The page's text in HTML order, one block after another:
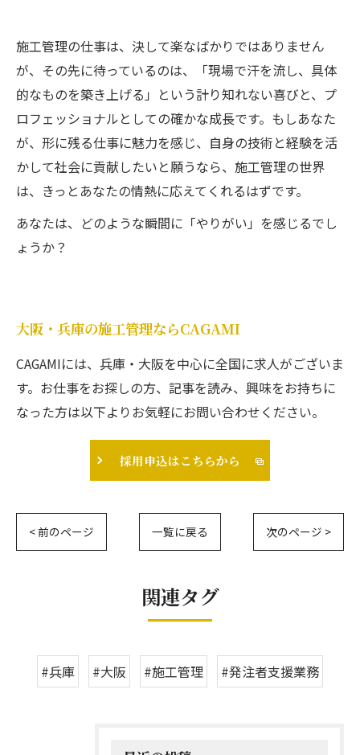
施工管理の仕事は、決して楽なばかりではありません
が、その先に待っているのは、「現場で汗を流し、具体
的なものを築き上げる」という計り知れない喜びと、プ
ロフェッショナルとしての確かな成長です。もしあなた
が、形に残る仕事に魅力を感じ、自身の技術と経験を活
かして社会に貢献したいと願うなら、施工管理の世界
は、きっとあなたの情熱に応えてくれるはずです。
あなたは、どのような瞬間に「やりがい」を感じるでし
ょうか？
大阪・兵庫の施工管理ならCAGAMI
CAGAMIには、兵庫・大阪を中心に全国に求人がございま
す。お仕事をお探しの方、記事を読み、興味をお持ちに
なった方は以下よりお気軽にお問い合わせください。
採用申込はこちらから
< 前のページ 一覧に戻る 次のページ >
関連タグ
#兵庫 #大阪 #施工管理 #発注者支援業務